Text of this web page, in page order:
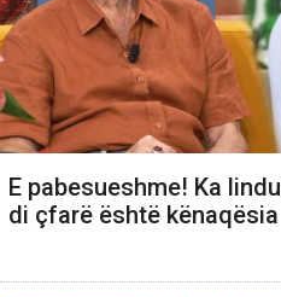
E pabesueshme! Ka
di çfarë është kënaqësia